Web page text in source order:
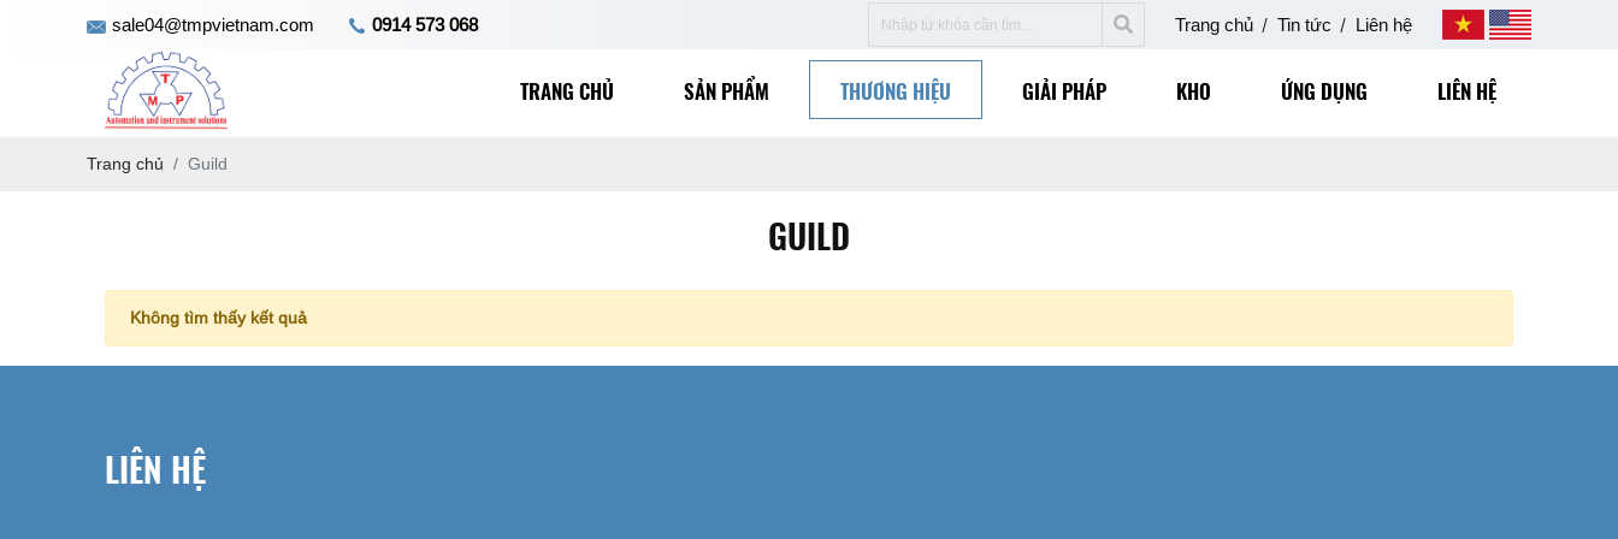
sale04@tmpvietnam.com 0914 573 068 Trang chủ Tin tức Liên hệ
TRANG CHỦ SẢN PHẨM THƯƠNG HIỆU GIẢI PHÁP KHO ỨNG DỤNG LIÊN HỆ
Trang chủ Guild
GUILD
Không tìm thấy kết quả
LIÊN HỆ